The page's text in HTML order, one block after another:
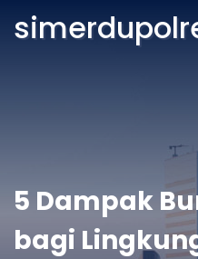
5 Dampak
bagi